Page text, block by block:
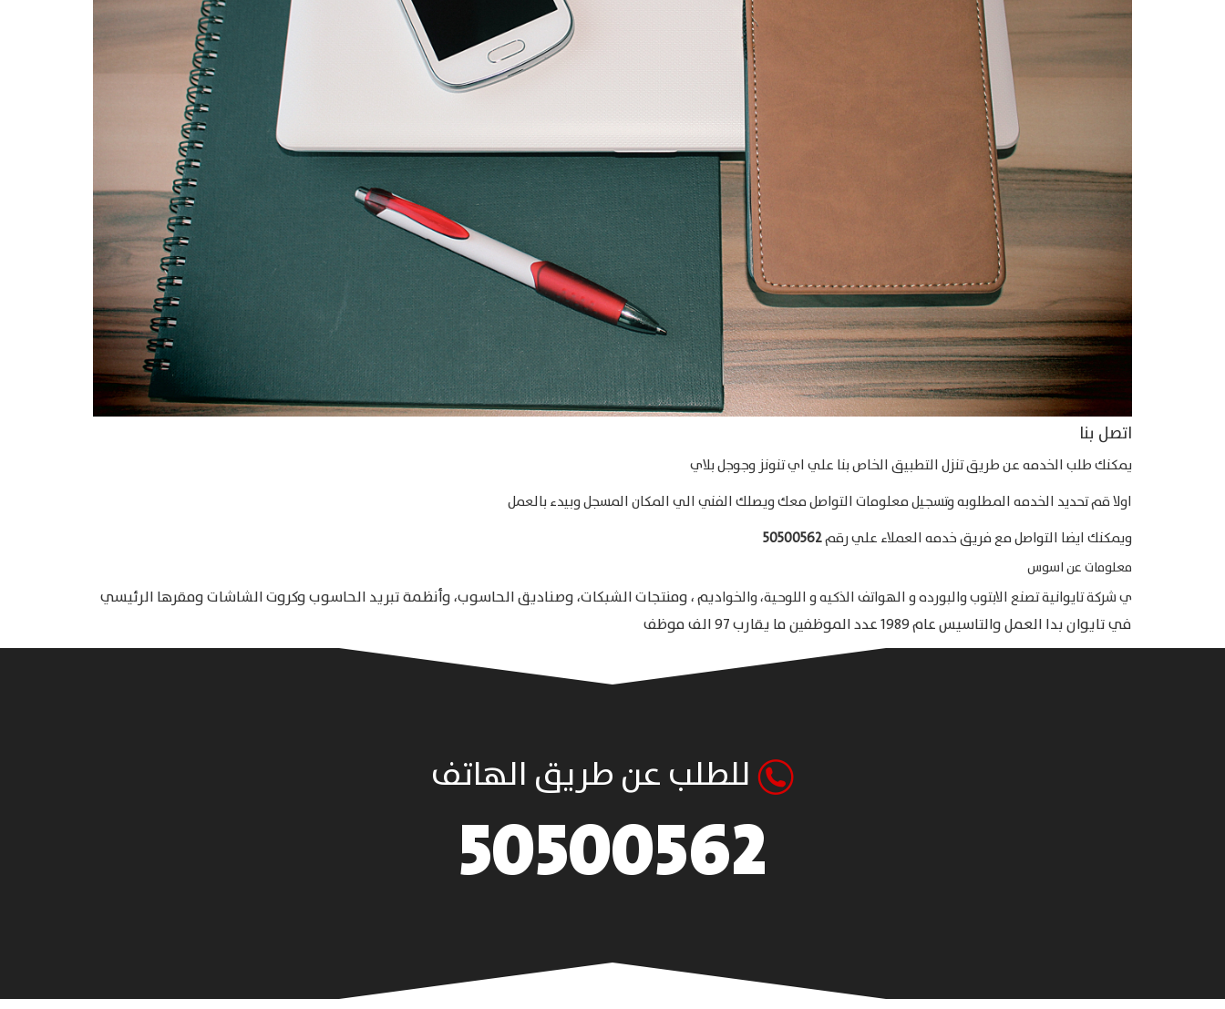
اتصل بنا
يمكنك طلب الخدمه عن طريق تنزل التطبيق الخاص بنا علي اي تنونز وجوجل بلاي
اولا قم تحديد الخدمه المطلوبه وتسجيل معلومات التواصل معك ويصلك الفني الي المكان المسجل وبيدء بالعمل
ويمكنك ايضا التواصل مع فريق خدمه العملاء علي رقم50500562
معلومات عن اسوس
ي شركة تايوانية تصنع الابتوب والبورده و الهواتف الذكيه و اللوحية، والخواديم ، ومنتجات الشبكات، وصناديق الحاسوب، وأنظمة تبريد الحاسوب وكروت الشاشات ومقرها الرئيسي
في تايوان بدا العمل والتاسيس عام 1989 عدد الموظفين ما يقارب 97 الف موظف
للطلب عن طريق الهاتف
50500562